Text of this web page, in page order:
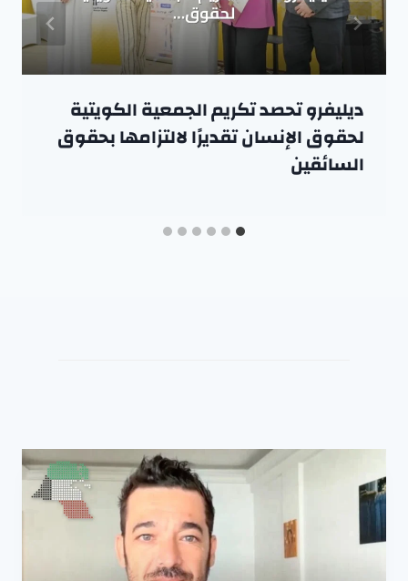
ديليفرو تحصد تكريم الجمعية الكويتية
لحقوق الإنسان تقديرًا لالتزامها بحقوق
السائقين